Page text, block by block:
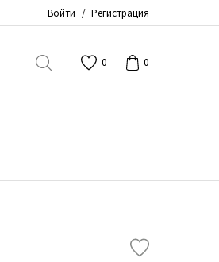
Войти / Регистрация
0 0